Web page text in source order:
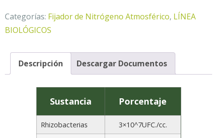
Categorías: Fijador de Nitrógeno Atmosférico, LÍNEA
BIOLÓGICOS
Descripción Descargar Documentos
Sustancia Porcentaje
Rhizobacterias
3×10^7UFC./cc.